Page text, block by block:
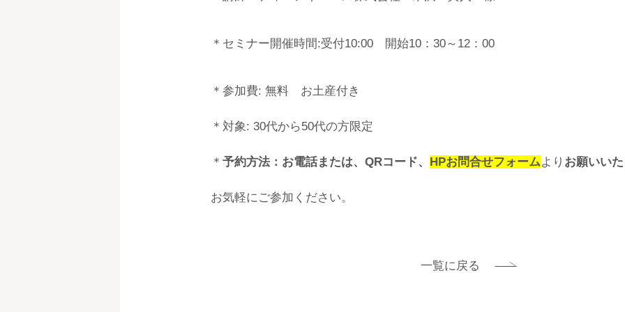
＊セミナー開催時間:受付10:00 開始10：30～12：00
＊参加費: 無料 お土産付き
＊対象: 30代から50代の方限定
＊ 予約方法：お電話または、QRコード、 HPお問合せフォームより お願いい
お気軽にご参加ください。
一覧に戻る